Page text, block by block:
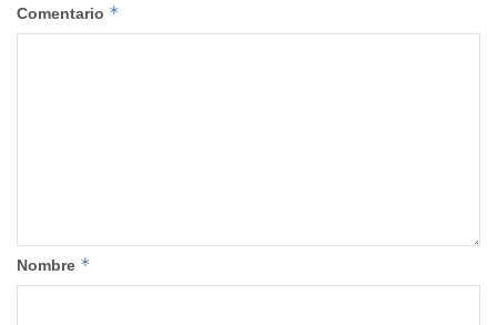
Comentario *
Nombre *